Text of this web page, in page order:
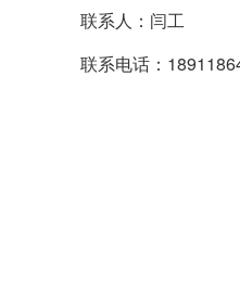
联系人：闫工
联系电话：